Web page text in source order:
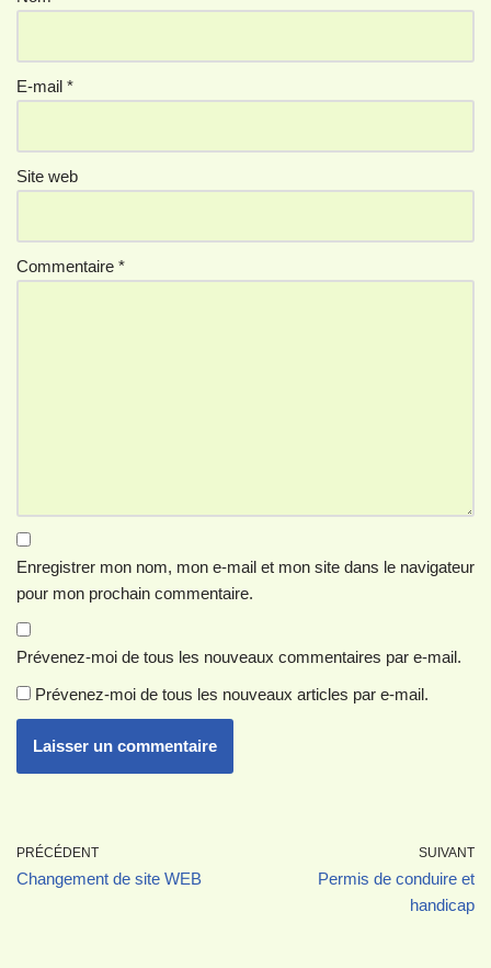
E-mail *
Site web
Commentaire *
Enregistrer mon nom, mon e-mail et mon site dans le navigateur
pour mon prochain commentaire.
Prévenez-moi de tous les nouveaux commentaires par e-mail.
Prévenez-moi de tous les nouveaux articles par e-mail.
PRÉCÉDENT
Changement de site WEB
SUIVANT
Permis de conduire et
handicap